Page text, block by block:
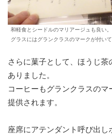
和軽食とシードルのマリアージュも良い。
グラスにはグランクラスのマークが付いて
さらに菓子として、ほうじ
ありました。
コーヒーもグランクラスの
提供されます。
座席にアテンダント呼び出